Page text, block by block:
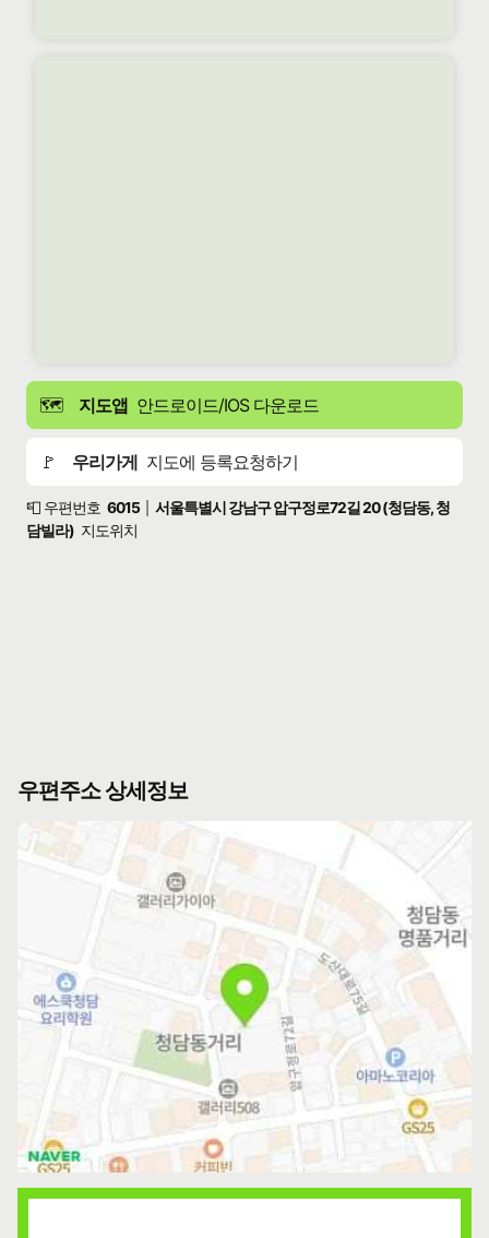
🗺️ 지도앱 안드로이드/IOS 다운로드
🚩 우리가게 지도에 등록요청하기
📮 우편번호 6015
서울특별시 강남구 압구정로72길 20 (청담동, 청
담빌라) 지도위치
우편주소 상세정보